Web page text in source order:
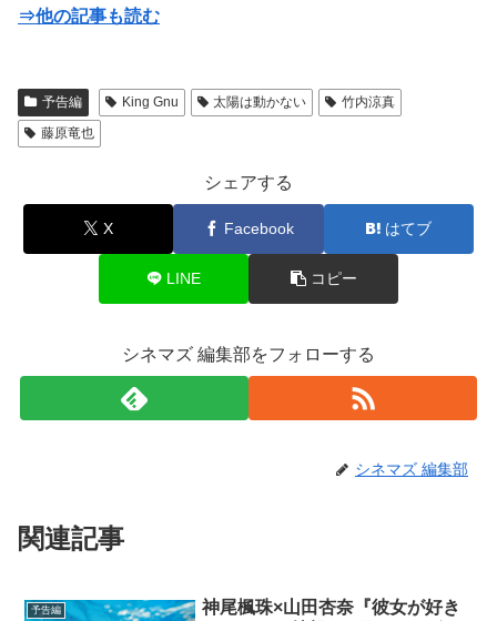
⇒他の記事も読む
予告編 King Gnu 太陽は動かない
竹内涼真
藤原竜也
シェアする
X Facebook はてブ
LINE コピー
シネマズ 編集部をフォローする
シネマズ 編集部
関連記事
予告編
神尾楓珠×山田杏奈『彼女が好き